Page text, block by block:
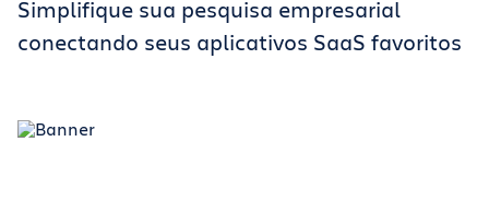
Simplifique sua pesquisa empresarial
conectando seus aplicativos SaaS favoritos